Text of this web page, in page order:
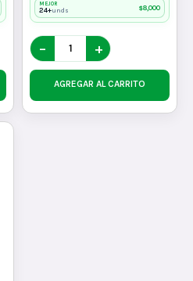
MEJOR
24+unds $8,000
− +
AGREGAR AL CARRITO